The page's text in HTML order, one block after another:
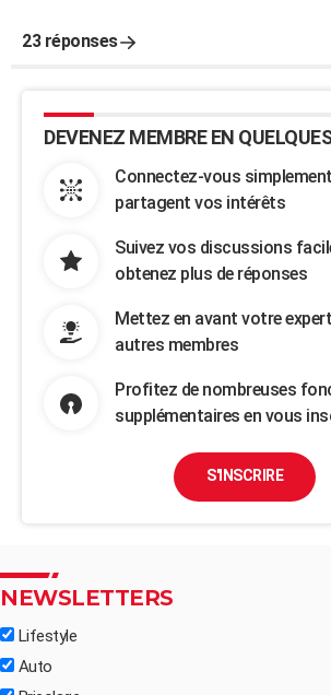
23 réponses
DEVENEZ MEMBRE EN
Connectez-vous
partagent vos intérêts
Suivez vos discussions
obtenez plus de réponses
Mettez en avant votre
autres membres
Profitez de nombreuses
supplémentaires en vous
S'INSCRIRE
NEWSLETTERS
Lifestyle
Auto